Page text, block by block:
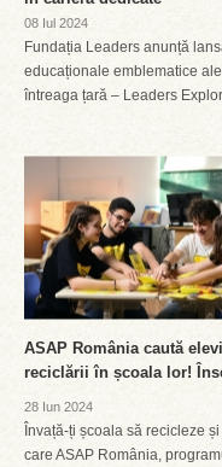
08 Iul 2024
Fundația Leaders anunță
educaționale emblematice
întreaga țară – Leaders
ASAP România caută
reciclării în școala lor!
28 Iun 2024
Învață-ți școala să recicleze
care ASAP România,